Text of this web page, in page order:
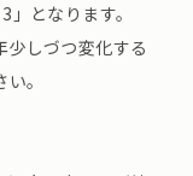
となります。
しづつ変化する
。